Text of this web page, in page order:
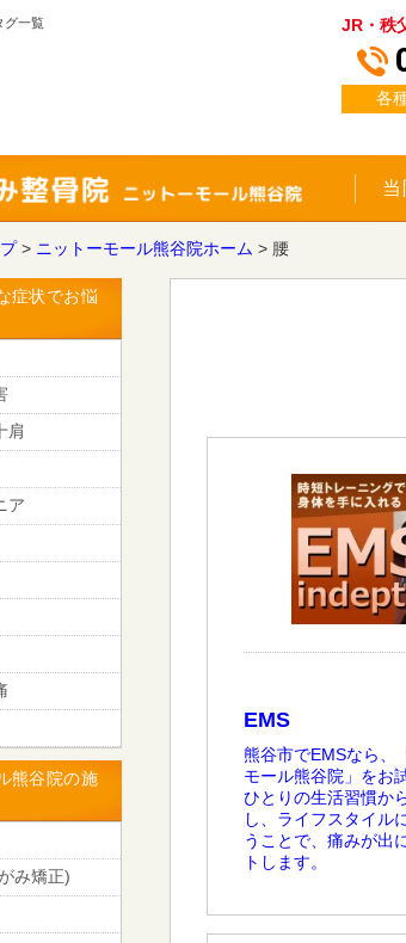
グ一覧 JR・秩
各
当
> ニットーモール熊谷院ホーム > 腰
EMS
熊谷市でEMSなら、
モール熊谷院」をお
ひとりの生活習慣か
し、ライフスタイル
うことで、痛みが出
トします。
症状でお悩
肩
ア
熊谷院の施
み矯正)